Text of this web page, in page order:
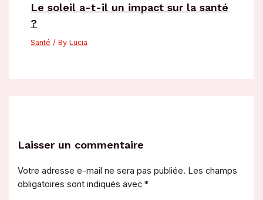
Le soleil a-t-il un impact sur la santé
?
Santé / ByLucia
Laisser un commentaire
Votre adresse e-mail ne sera pas publiée. Les champs
obligatoires sont indiqués avec*